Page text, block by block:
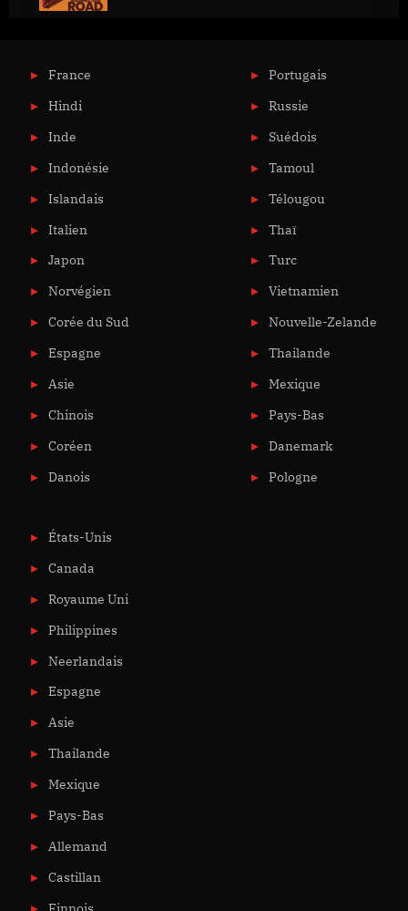
France
Hindi
Inde
Indonésie
Islandais
Italien
Japon
Norvégien
Corée du Sud
Espagne
Asie
Chinois
Coréen
Danois
Portugais
Russie
Suédois
Tamoul
Télougou
Thaï
Turc
Vietnamien
Nouvelle-Zelande
Thailande
Mexique
Pays-Bas
Danemark
Pologne
États-Unis
Canada
Royaume Uni
Philippines
Neerlandais
Espagne
Asie
Thailande
Mexique
Pays-Bas
Allemand
Castillan